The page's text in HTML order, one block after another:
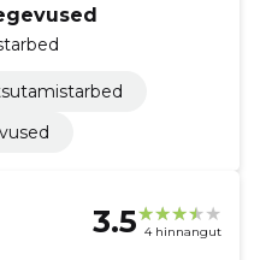
3.5 4 hinnangut